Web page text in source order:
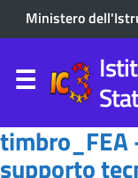
Ministero
timbro_FEA
supporto